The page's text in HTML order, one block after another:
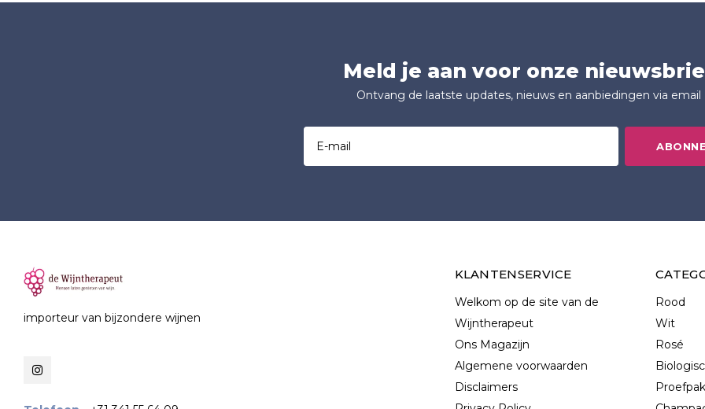
Meld je aan voor onze
Ontvang de laatste updates, nieuws en aanbiedingen via email
importeur van bijzondere wijnen
KLANTENSERVICE
Welkom op de site van de
Wijntherapeut
Ons Magazijn
Algemene voorwaarden
Disclaimers
Rood
Wit
Rosé